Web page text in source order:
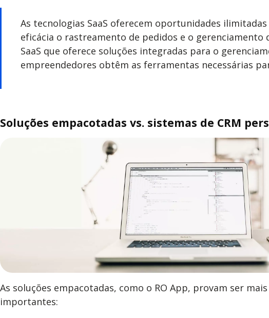
As tecnologias SaaS oferecem oportunidades
eficácia o rastreamento de pedidos e o gerenciamento
SaaS que oferece soluções integradas para o
empreendedores obtêm as ferramentas necessárias
Soluções empacotadas vs. sistemas de CRM
As soluções empacotadas, como o RO App, provam ser
importantes: